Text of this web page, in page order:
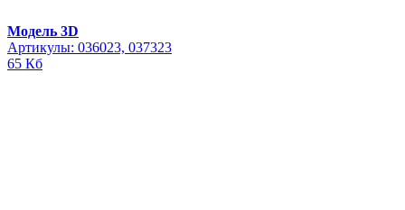
Модель 3D
Артикулы: 036023, 037323
65 Кб